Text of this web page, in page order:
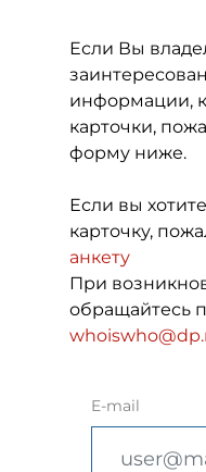
Если Вы
информации,
карточки,
форму ниже.
Если вы
карточку,
анкету
При
обращайтесь
E-mail